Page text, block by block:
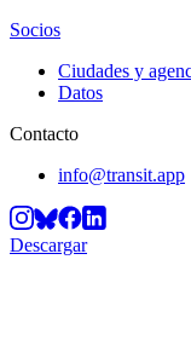
Socios
Ciudades y
Datos
Contacto
info@transit.app
Descargar